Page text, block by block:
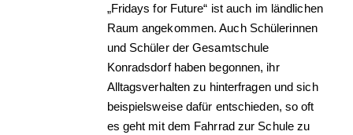
„Fridays for Future“ ist auch im ländlichen
Raum angekommen. Auch Schülerinnen
und Schüler der Gesamtschule
Konradsdorf haben begonnen, ihr
Alltagsverhalten zu hinterfragen und sich
beispielsweise dafür entschieden, so oft
es geht mit dem Fahrrad zur Schule zu